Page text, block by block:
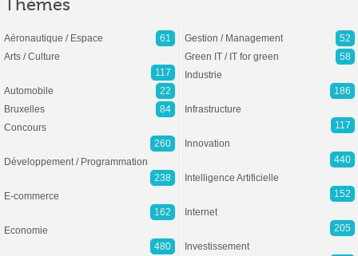
Thèmes
Aéronautique / Espace
61
Arts / Culture
117
Automobile
22
Bruxelles
84
Concours
260
Développement / Programmation
238
E-commerce
162
Economie
480
Gestion / Management
52
Green IT / IT for green
58
Industrie
186
Infrastructure
117
Innovation
440
Intelligence Artificielle
152
Internet
205
Investissement